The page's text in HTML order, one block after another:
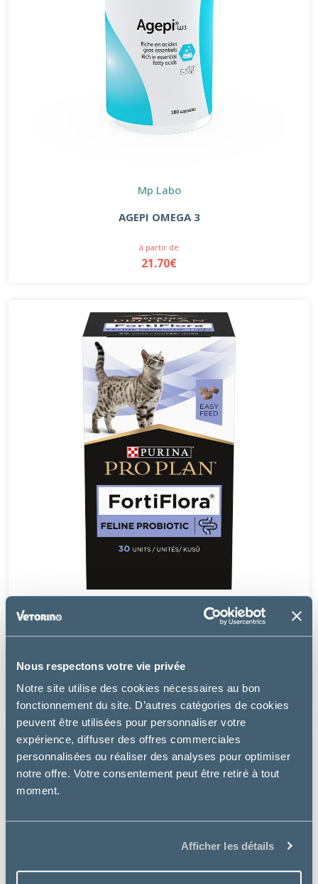
Nous respectons votre vie privée
Notre site utilise des cookies nécessaires au bon
fonctionnement du site. D’autres catégories de cookies
peuvent être utilisées pour personnaliser votre
expérience, diffuser des offres commerciales
personnalisées ou réaliser des analyses pour optimiser
notre offre. Votre consentement peut être retiré à tout
moment.
Afficher les détails
Mp Labo
AGEPI OMEGA 3
à partir de
21.70€
10.59€